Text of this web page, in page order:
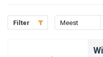
Filter
Meest